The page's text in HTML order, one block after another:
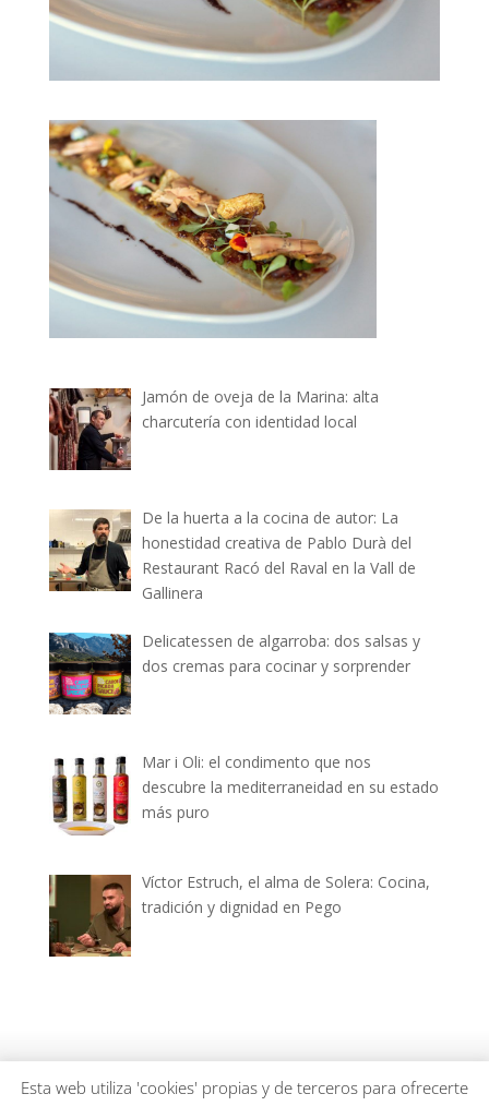
Jamón de oveja de la Marina: alta
charcutería con identidad local
De la huerta a la cocina de autor: La
honestidad creativa de Pablo Durà del
Restaurant Racó del Raval en la Vall de
Gallinera
Delicatessen de algarroba: dos salsas y
dos cremas para cocinar y sorprender
Mar i Oli: el condimento que nos
descubre la mediterraneidad en su estado
más puro
Víctor Estruch, el alma de Solera: Cocina,
tradición y dignidad en Pego
dianiagastronomica.com © 2026
Esta web utiliza 'cookies' propias y de terceros para ofrecerte